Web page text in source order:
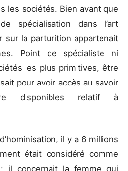
les sociétés. Bien avant que
spécialisation dans l’art
sur la parturition appartenait
Point de spécialiste ni
les plus primitives, être
pour avoir accès au savoir
disponibles relatif à
il y a 6 millions
était considéré comme
il concernait la femme qui